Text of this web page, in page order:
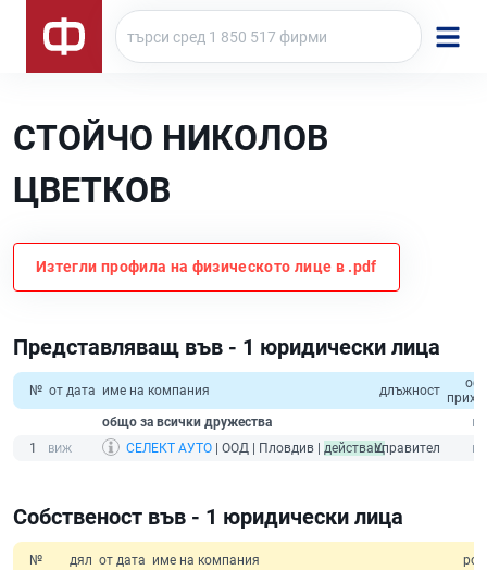
СТОЙЧО НИКОЛОВ
ЦВЕТКОВ
Изтегли профила на физическото лице в .pdf
Представляващ във - 1 юридически лица
№ от дата име на компания длъжност
общо за всички дружества
1
СЕЛЕКТ АУТО | ООД | Пловдив | действащУправител
Собственост във - 1 юридически лица
№ дял от дата име на компания